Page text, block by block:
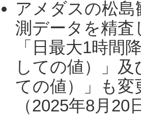
アメダスの松
測データを精査
「日最大1時間
しての値）」
ての値）」も
（2025年8月20